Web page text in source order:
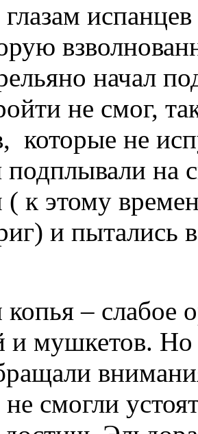
начал
не смог,
которые не
на
( к этому
и пытались
– слабое
и мушкетов.
смогли